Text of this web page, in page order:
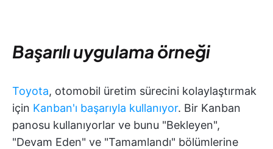
Başarılı uygulama örneği
Toyota, otomobil üretim sürecini kolaylaştırmak
için Kanban'ı başarıyla kullanıyor. Bir Kanban
panosu kullanıyorlar ve bunu "Bekleyen",
"Devam Eden" ve "Tamamlandı" bölümlerine